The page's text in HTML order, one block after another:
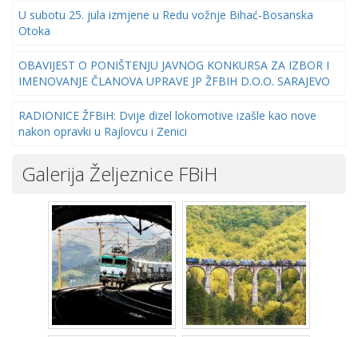
U subotu 25. jula izmjene u Redu vožnje Bihać-Bosanska
Otoka
OBAVIJEST O PONIŠTENJU JAVNOG KONKURSA ZA IZBOR I
IMENOVANJE ČLANOVA UPRAVE JP ŽFBIH D.O.O. SARAJEVO
RADIONICE ŽFBiH: Dvije dizel lokomotive izašle kao nove
nakon opravki u Rajlovcu i Zenici
Galerija Željeznice FBiH